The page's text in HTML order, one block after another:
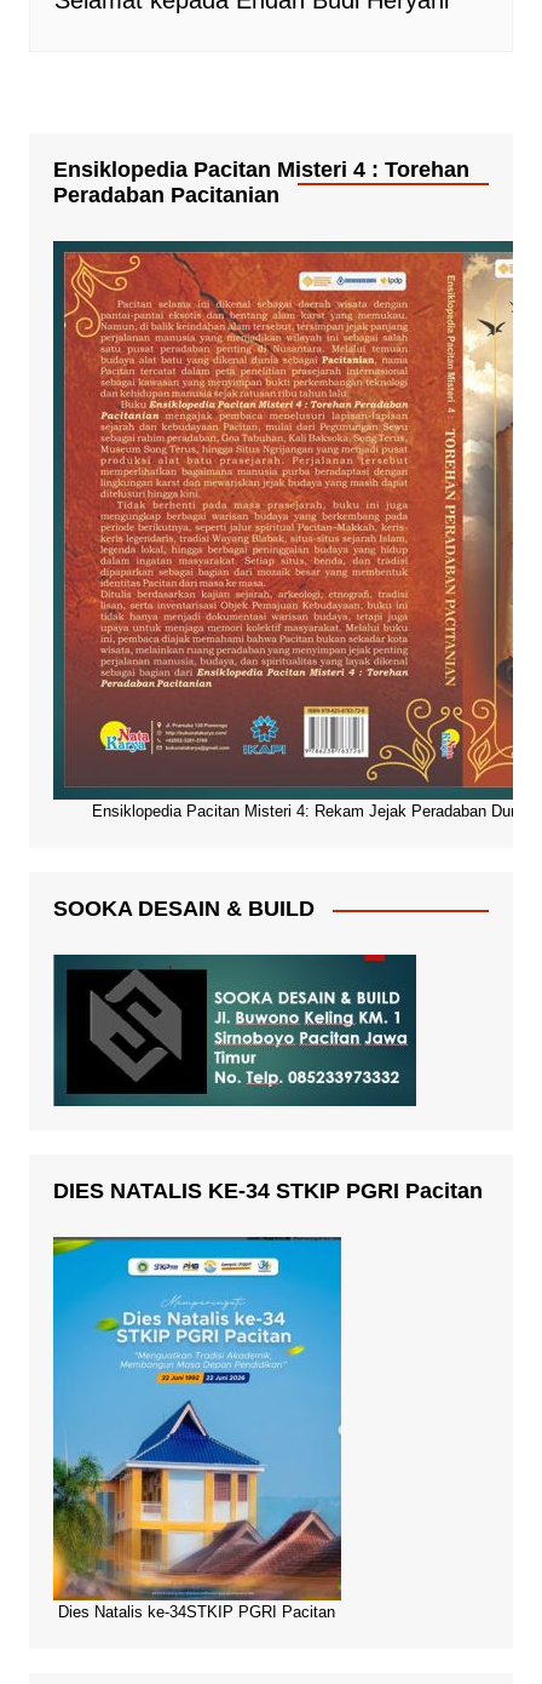
Ensiklopedia Pacitan Misteri 4 : Torehan
Peradaban Pacitanian
Ensiklopedia Pacitan Misteri 4: Rekam Jejak Peradaban Dunia
SOOKA DESAIN & BUILD
DIES NATALIS KE-34 STKIP PGRI Pacitan
Dies Natalis ke-34STKIP PGRI Pacitan